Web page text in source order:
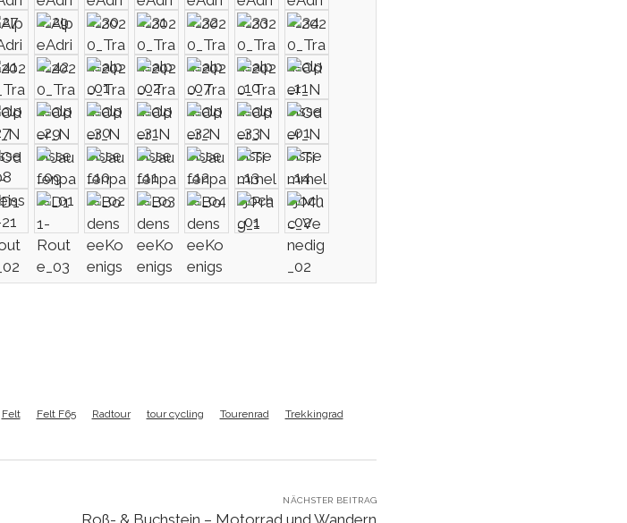
Felt Felt F65 Radtour tour cycling Tourenrad Trekkingrad
NÄCHSTER BEITRAG
Roß- & Buchstein – Motorrad und Wandern